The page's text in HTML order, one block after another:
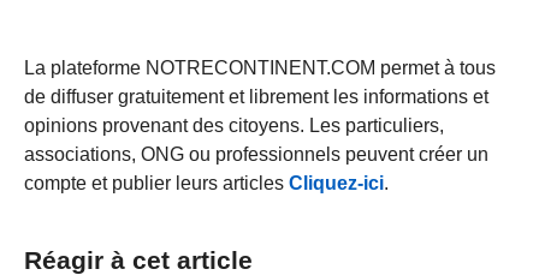
La plateforme NOTRECONTINENT.COM permet à tous
de diffuser gratuitement et librement les informations et
opinions provenant des citoyens. Les particuliers,
associations, ONG ou professionnels peuvent créer un
compte et publier leurs articles Cliquez-ici.
Réagir à cet article